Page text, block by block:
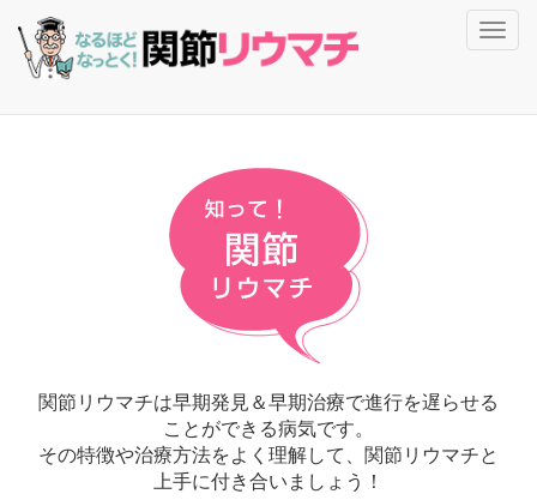
関節リウマチは早期発見＆早期治療で進行を遅らせる
ことができる病気です。
その特徴や治療方法をよく理解して、関節リウマチと
上手に付き合いましょう！